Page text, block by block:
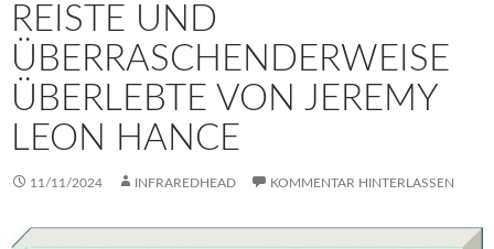
REISTE UND
ÜBERRASCHENDERWEISE
ÜBERLEBTE VON JEREMY
LEON HANCE
11/11/2024 INFRAREDHEAD KOMMENTAR HINTERLASSEN